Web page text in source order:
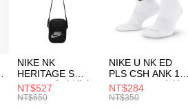
【「AFTEE先享後
１．於結帳方式選
付」結帳頁面，進
２．訂單成立數日
３．收到繳費通知
／ATM／網路銀行
※ 請注意：結帳手
絡購買商品的店家
先享後付繳納相關費
每筆NT$100，滿
付款後門市自取
每筆NT$100，滿
NIKE NK
HERITAGE S
SMIT 男女 側背包
BA5871010
NT$527
NT$650
NIKE U NK ED
PLS CSH ANK 1P
144 DBL 男 中統
襪 DH4058104
NT$284
NT$350